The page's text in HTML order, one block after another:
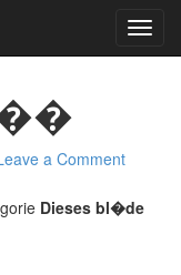
a Comment
Dieses bl�de